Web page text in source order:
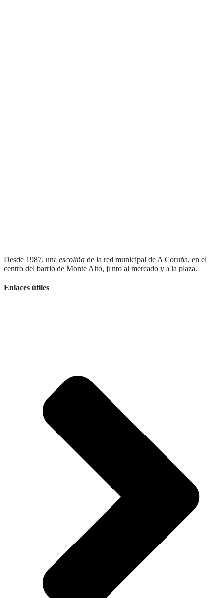
Desde 1987, una escoliña de la red municipal de A Coruña, en el
centro del barrio de Monte Alto, junto al mercado y a la plaza.
Enlaces útiles